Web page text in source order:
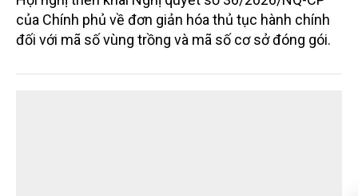
Ngày 4/8, Bộ Nông nghiệp và Môi trường tổ chức
Hội nghị triển khai Nghị quyết số 36/2026/NQ-CP
đối với mã số vùng trồng và mã số cơ sở đóng gói.